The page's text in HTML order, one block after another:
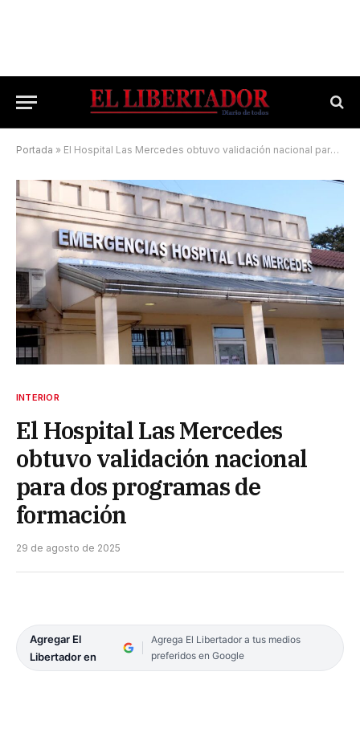
Portada » El Hospital Las Mercedes obtuvo validación nacional para dos programas de formación
INTERIOR
El Hospital Las Mercedes
obtuvo validación nacional
para dos programas de
formación
29 de agosto de 2025
Agregar El
Libertador en
Agrega El Libertador a tus medios
preferidos en Google